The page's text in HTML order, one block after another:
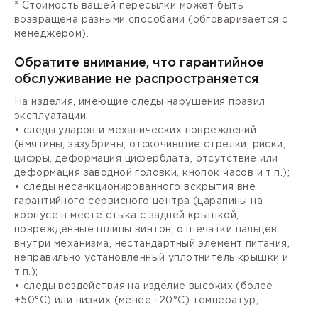
* Стоимость вашей пересылки может быть
возвращена разными способами (обговаривается с
менеджером).
Обратите внимание, что гарантийное
обслуживание не распространяется
На изделия, имеющие следы нарушения правил
эксплуатации:
• следы ударов и механических повреждений
(вмятины, зазубрины, отскочившие стрелки, риски,
цифры, деформация циферблата, отсутствие или
деформация заводной головки, кнопок часов и т.п.);
• следы несанкционированного вскрытия вне
гарантийного сервисного центра (царапины на
корпусе в месте стыка с задней крышкой,
поврежденные шлицы винтов, отпечатки пальцев
внутри механизма, нестандартный элемент питания,
неправильно установленный уплотнитель крышки и
т.п.);
• следы воздействия на изделие высоких (более
+50°С) или низких (менее -20°С) температур;